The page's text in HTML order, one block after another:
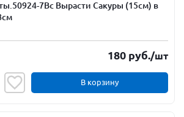
7Вс Вырасти Сакуры (15см) в
180 руб./шт
В корзину